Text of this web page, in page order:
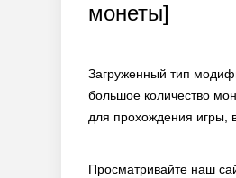
монеты]
Загруженный тип
большое количество
для прохождения игры,
Просматривайте наш